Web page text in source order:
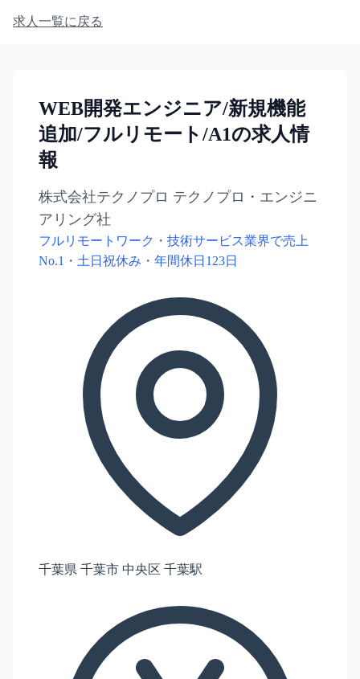
求人一覧に戻る
WEB開発エンジニア/新規機能
追加/フルリモート/A1の求人情
報
株式会社テクノプロ テクノプロ・エンジニ
アリング社
フルリモートワーク・技術サービス業界で売上
No.1・土日祝休み・年間休日123日
千葉県 千葉市 中央区 千葉駅